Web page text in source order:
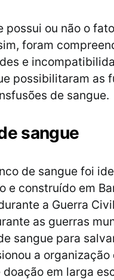
possui ou não o
foram
e
possibilitaram as
de sangue.
sangue
de sangue foi
e construído em
a Guerra Civil
as guerras
sangue para
a organização
em larga